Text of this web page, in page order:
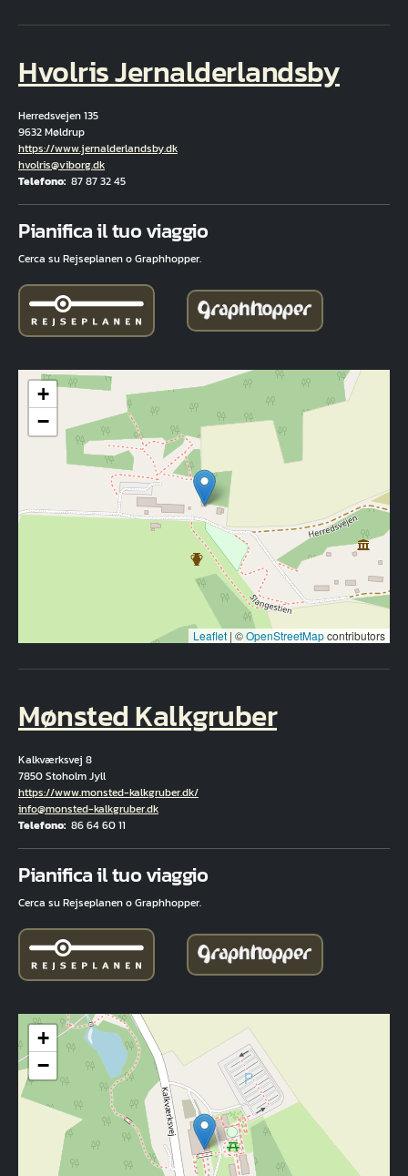
Hvolris Jernalderlandsby
Herredsvejen 135
9632 Møldrup
Hjemmeside
https://www.jernalderlandsby.dk
E-mail
hvolris@viborg.dk
Telefono 87 87 32 45
Pianifica il tuo viaggio
Cerca su Rejseplanen o Graphhopper.
+
−
Leaflet | ©OpenStreetMapcontributors
Mønsted Kalkgruber
Kalkværksvej 8
7850 Stoholm Jyll
Hjemmeside
https://www.monsted-kalkgruber.dk/
E-mail
info@monsted-kalkgruber.dk
Telefono 86 64 60 11
Pianifica il tuo viaggio
Cerca su Rejseplanen o Graphhopper.
+
−